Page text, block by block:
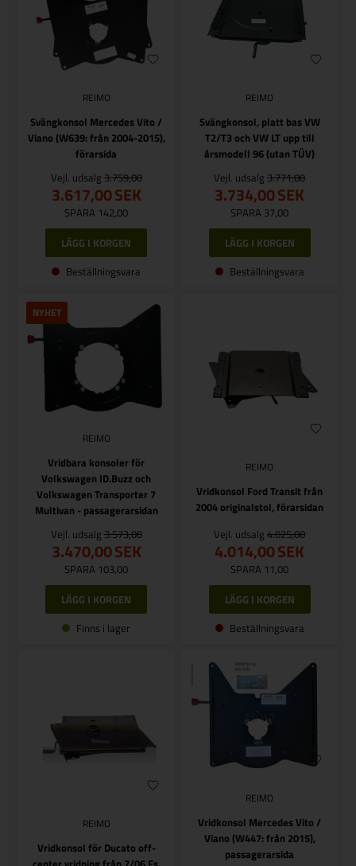
REIMO
Svängkonsol Mercedes Vito /
Viano (W639: från 2004-2015),
förarsida
Vejl. udsalg 3.759,00
3.617,00SEK
SPARA 142,00
Beställningsvara
REIMO
Svängkonsol, platt bas VW
T2/T3 och VW LT upp till
årsmodell 96 (utan TÜV)
Vejl. udsalg3.771,00
3.734,00SEK
SPARA 37,00
Beställningsvara
NYHET
REIMO
Vridbara konsoler för
Volkswagen ID.Buzz och
Volkswagen Transporter 7
Multivan - passagerarsidan
Vejl. udsalg 3.573,00
3.470,00SEK
SPARA 103,00
Finns i lager
REIMO
Vridkonsol Ford Transit från
2004 originalstol, förarsidan
Vejl. udsalg4.025,00
4.014,00SEK
SPARA 11,00
Beställningsvara
REIMO
Vridkonsol för Ducato off-
REIMO
Vridkonsol Mercedes Vito /
Viano (W447: från 2015),
passagerarsida